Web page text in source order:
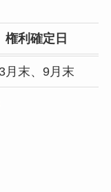
権利確定日
3月末、9月末